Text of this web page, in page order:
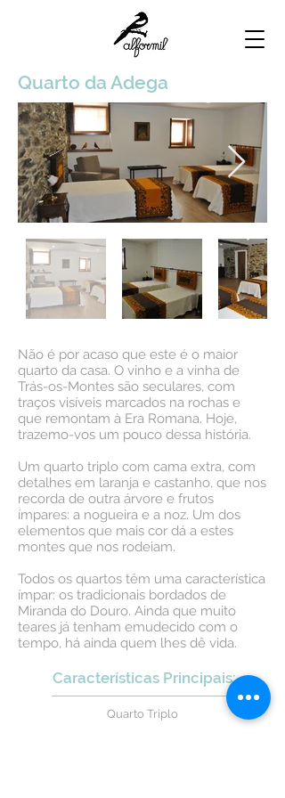
Quarto da Adega
Não é por acaso que este é o maior
quarto da casa. O vinho e a vinha de
Trás-os-Montes são seculares, com
traços visíveis marcados na rochas e
que remontam à Era Romana. Hoje,
trazemo-vos um pouco dessa história.
Um quarto triplo com cama extra, com
detalhes em laranja e castanho, que nos
recorda de outra árvore e frutos
ímpares: a nogueira e a noz. Um dos
elementos que mais cor dá a estes
montes que nos rodeiam.
Todos os quartos têm uma característica
ímpar: os tradicionais bordados de
Miranda do Douro. Ainda que muito
teares já tenham emudecido com o
tempo, há ainda quem lhes dê vida.
Características Principais:
Quarto Triplo